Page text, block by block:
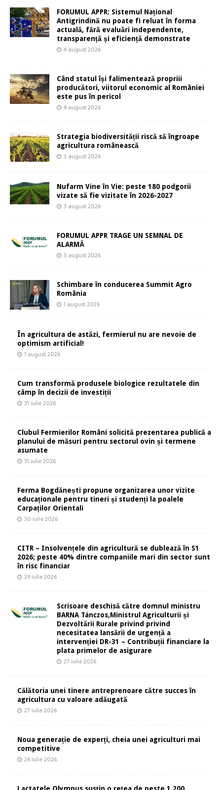
FORUMUL APPR: Sistemul Național
Antigrindină nu poate fi reluat în forma
actuală, fără evaluări independente,
transparență și eficiență demonstrate
4 august 2026
Când statul își falimentează propriii
producători, viitorul economic al României
este pus în pericol
4 august 2026
Strategia biodiversității riscă să îngroape
agricultura românească
3 august 2026
Nufarm Vine în Vie: peste 180 podgorii
vizate să fie vizitate în 2026-2027
3 august 2026
FORUMUL APPR TRAGE UN SEMNAL DE
ALARMĂ
3 august 2026
Schimbare în conducerea Summit Agro
România
1 august 2026
În agricultura de astăzi, fermierul nu are nevoie de
optimism artificial!
1 august 2026
Cum transformă produsele biologice rezultatele din
câmp în decizii de investiții
31 iulie 2026
Clubul Fermierilor Români solicită prezentarea publică a
planului de măsuri pentru sectorul ovin și termene
asumate
31 iulie 2026
Ferma Bogdănești propune organizarea unor vizite
educaționale pentru tineri și studenți la poalele
Carpaților Orientali
30 iulie 2026
CITR – Insolvențele din agricultură se dublează în S1
2026; peste 40% dintre companiile mari din sector sunt
în risc financiar
29 iulie 2026
Scrisoare deschisă către domnul ministru
BARNA Tánczos,Ministrul Agriculturii și
Dezvoltării Rurale privind privind
necesitatea lansării de urgență a
intervenției DR-31 – Contribuții financiare la
plata primelor de asigurare
27 iulie 2026
Călătoria unei tinere antreprenoare către succes în
agricultura cu valoare adăugată
27 iulie 2026
Noua generație de experți, cheia unei agriculturi mai
competitive
24 iulie 2026